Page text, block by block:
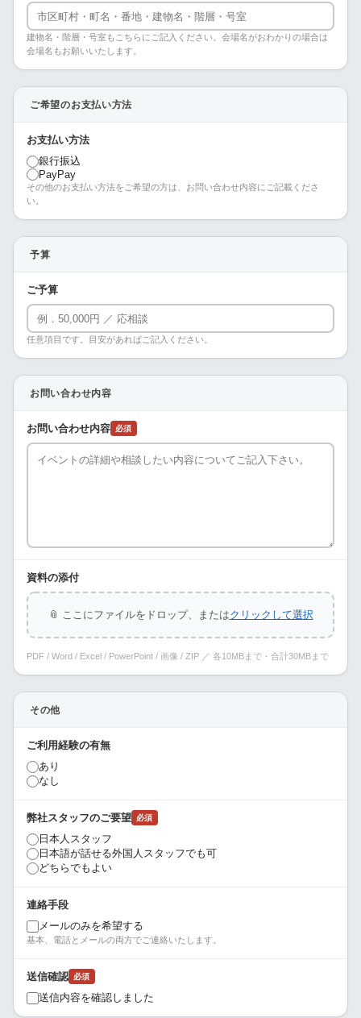
建物名・階層・号室もこちらにご記入ください。会場名がおわかりの場合は
会場名もお願いいたします。
ご希望のお支払い方法
お支払い方法
銀行振込
PayPay
その他のお支払い方法をご希望の方は、お問い合わせ内容にご記載くださ
い。
予算
ご予算
任意項目です。目安があればご記入ください。
お問い合わせ内容
お問い合わせ内容 必須
資料の添付
📎 ここにファイルをドロップ、またはクリックして選択
PDF / Word / Excel / PowerPoint / 画像 / ZIP ／ 各10MBまで・合計30MBまで
その他
ご利用経験の有無
あり
なし
弊社スタッフのご要望 必須
日本人スタッフ
日本語が話せる外国人スタッフでも可
どちらでもよい
連絡手段
メールのみを希望する
基本、電話とメールの両方でご連絡いたします。
送信確認 必須
送信内容を確認しました